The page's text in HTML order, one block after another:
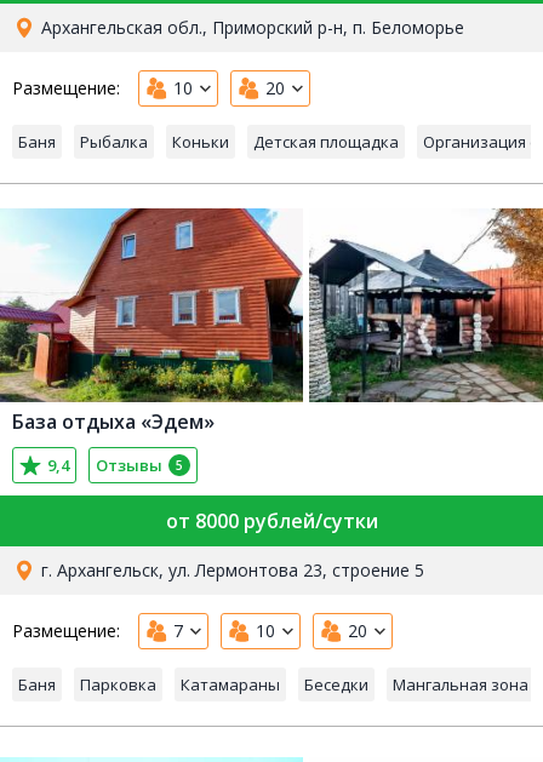
Архангельская обл., Приморский р-н, п. Беломорье
Размещение: 10 20
Баня Рыбалка Коньки Детская площадка Организация
База отдыха «Эдем»
9,4 Отзывы 5
от 8000 рублей/сутки
г. Архангельск, ул. Лермонтова 23, строение 5
Размещение: 7 10 20
Баня Парковка Катамараны Беседки Мангальная зона